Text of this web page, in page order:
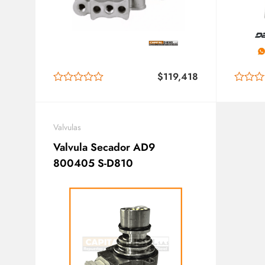
$119,418
Valvulas
Valvula Secador AD9
800405 S-D810